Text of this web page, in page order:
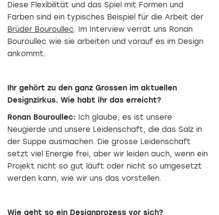
Diese Flexibilität und das Spiel mit Formen und
Farben sind ein typisches Beispiel für die Arbeit der
Brüder Bouroullec. Im Interview verrät uns Ronan
Bouroullec wie sie arbeiten und vorauf es im Design
ankommt.
Ihr gehört zu den ganz Grossen im aktuellen
Designzirkus. Wie habt ihr das erreicht?
Ronan Bouroullec: Ich glaube, es ist unsere
Neugierde und unsere Leidenschaft, die das Salz in
der Suppe ausmachen. Die grosse Leidenschaft
setzt viel Energie frei, aber wir leiden auch, wenn ein
Projekt nicht so gut läuft oder nicht so umgesetzt
werden kann, wie wir uns das vorstellen.
Wie geht so ein Designprozess vor sich?